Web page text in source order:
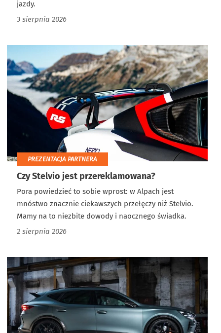
jazdy.
3 sierpnia 2026
PREZENTACJA PARTNERA
Czy Stelvio jest przereklamowana?
Pora powiedzieć to sobie wprost: w Alpach jest
mnóstwo znacznie ciekawszych przełęczy niż Stelvio.
Mamy na to niezbite dowody i naocznego świadka.
2 sierpnia 2026